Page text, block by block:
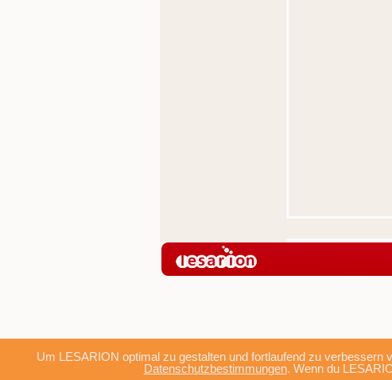
Um LESARION optimal zu gestalten und fortlaufend zu
Datenschutzbestimmungen. Wenn du